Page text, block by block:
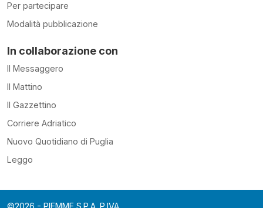
Per partecipare
Modalità pubblicazione
In collaborazione con
Il Messaggero
Il Mattino
Il Gazzettino
Corriere Adriatico
Nuovo Quotidiano di Puglia
Leggo